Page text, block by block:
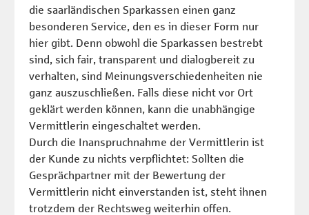
die saarländischen Sparkassen einen ganz
besonderen Service, den es in dieser Form nur
hier gibt. Denn obwohl die Sparkassen bestrebt
sind, sich fair, transparent und dialogbereit zu
verhalten, sind Meinungsverschiedenheiten nie
ganz auszuschließen. Falls diese nicht vor Ort
geklärt werden können, kann die unabhängige
Vermittlerin eingeschaltet werden.
Durch die Inanspruchnahme der Vermittlerin ist
der Kunde zu nichts verpflichtet: Sollten die
Gesprächpartner mit der Bewertung der
Vermittlerin nicht einverstanden ist, steht ihnen
trotzdem der Rechtsweg weiterhin offen.